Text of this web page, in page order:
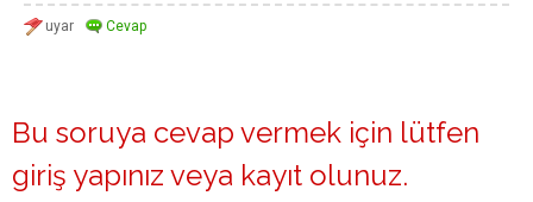
Bu soruya cevap vermek için lütfen
giriş yapınız veya kayıt olunuz.